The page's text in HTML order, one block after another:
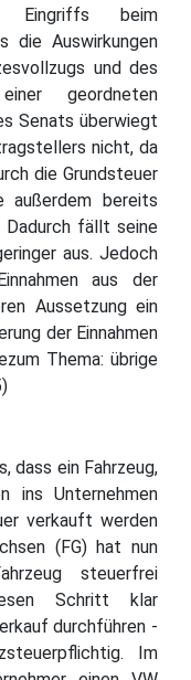
Eingriffs beim
die Auswirkungen
und des
geordneten
Senats überwiegt
nicht, da
die Grundsteuer
außerdem bereits
Dadurch fällt seine
aus. Jedoch
aus der
Aussetzung ein
der Einnahmen
Thema: übrige
dass ein Fahrzeug,
ins Unternehmen
verkauft werden
(FG) hat nun
steuerfrei
Schritt klar
durchführen -
Im